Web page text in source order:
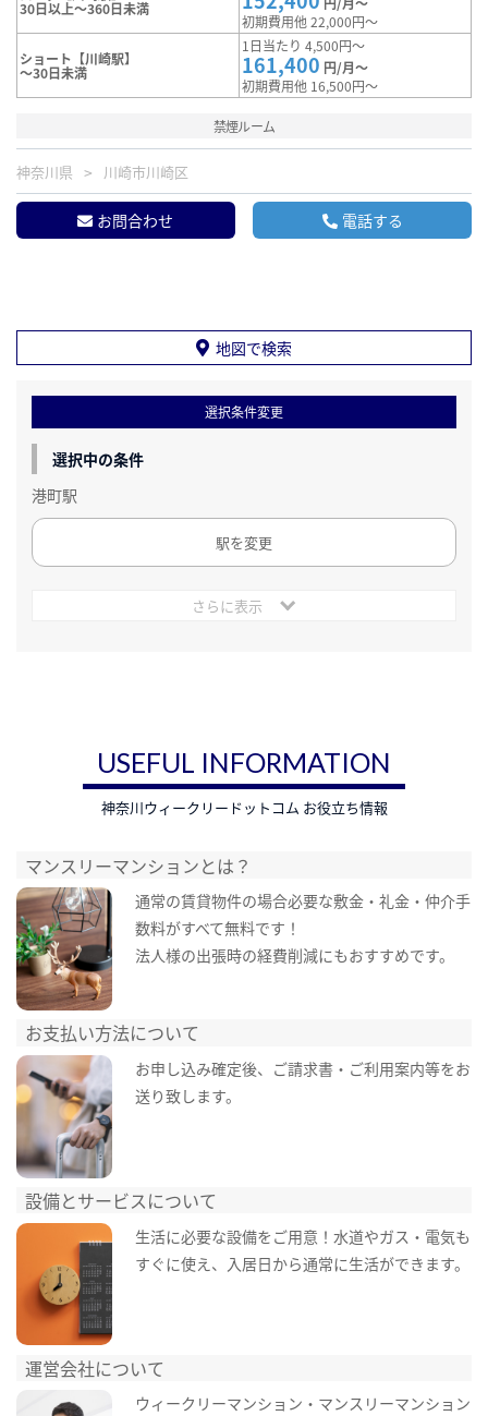
30日以上～360日未満
初期費用他 22,000円～
ショート【川崎駅】
～30日未満
1日当たり 4,500円～
161,400 円/月～
初期費用他 16,500円～
禁煙ルーム
神奈川県 川崎市川崎区
お問合わせ 電話する
地図で検索
選択条件変更
選択中の条件
港町駅
駅を変更
さらに表示
USEFUL INFORMATION
神奈川ウィークリードットコム お役立ち情報
マンスリーマンションとは？
通常の賃貸物件の場合必要な敷金・礼金・仲介手
数料がすべて無料です！
法人様の出張時の経費削減にもおすすめです。
お支払い方法について
お申し込み確定後、ご請求書・ご利用案内等をお
送り致します。
設備とサービスについて
生活に必要な設備をご用意！水道やガス・電気も
すぐに使え、入居日から通常に生活ができます。
運営会社について
ウィークリーマンション・マンスリーマンション